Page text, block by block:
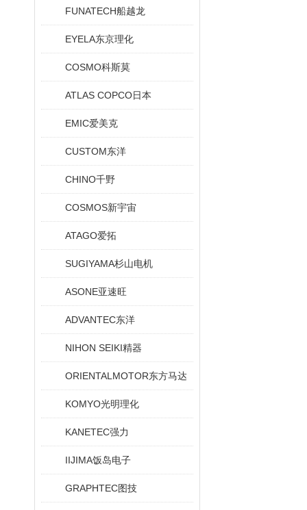
FUNATECH船越龙
EYELA东京理化
COSMO科斯莫
ATLAS COPCO日本
EMIC爱美克
CUSTOM东洋
CHINO千野
COSMOS新宇宙
ATAGO爱拓
SUGIYAMA杉山电机
ASONE亚速旺
ADVANTEC东洋
NIHON SEIKI精器
ORIENTALMOTOR东方马达
KOMYO光明理化
KANETEC强力
IIJIMA饭岛电子
GRAPHTEC图技